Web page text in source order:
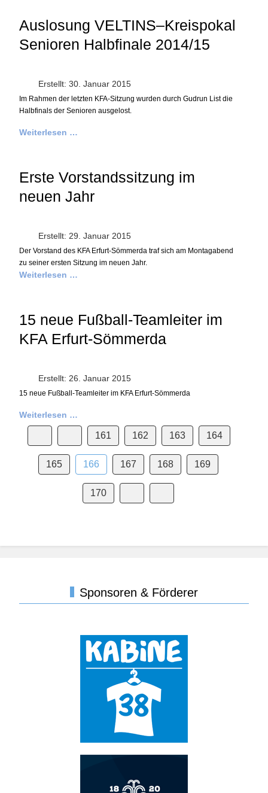
Auslosung VELTINS–Kreispokal
Senioren Halbfinale 2014/15
Erstellt: 30. Januar 2015
Im Rahmen der letzten KFA-Sitzung wurden durch Gudrun List die
Halbfinals der Senioren ausgelost.
Weiterlesen …
Erste Vorstandssitzung im
neuen Jahr
Erstellt: 29. Januar 2015
Der Vorstand des KFA Erfurt-Sömmerda traf sich am Montagabend
zu seiner ersten Sitzung im neuen Jahr.
Weiterlesen …
15 neue Fußball-Teamleiter im
KFA Erfurt-Sömmerda
Erstellt: 26. Januar 2015
15 neue Fußball-Teamleiter im KFA Erfurt-Sömmerda
Weiterlesen …
161 162 163 164
165 166 167 168 169
170
Sponsoren & Förderer